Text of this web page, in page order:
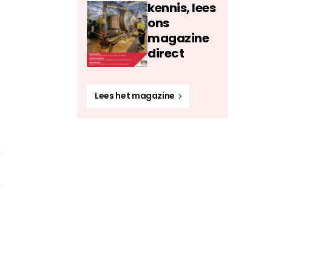
kennis, lees
ons
magazine
direct
Lees het magazine